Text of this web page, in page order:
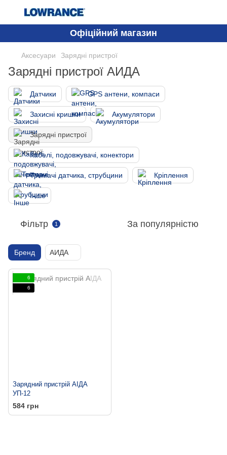
Офіційний магазин
Аксесуари Зарядні пристрої
Зарядні пристрої АИДА
Датчики GPS антени, компаси
Захисні кришки Акумулятори
Зарядні пристрої
Кабелі, подовжувачі, конектори
Тримачі датчика, струбцини Кріплення
Інше
Фільтр 1 За популярністю
Бренд АИДА
6
6
Зарядний пристрій АІДА
УП-12
584 грн